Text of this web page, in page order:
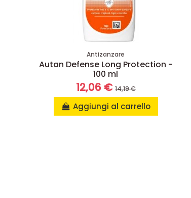
Antizanzare
Autan Defense Long Protection -
100 ml
12,06 € 14,19 €
Aggiungi al carrello